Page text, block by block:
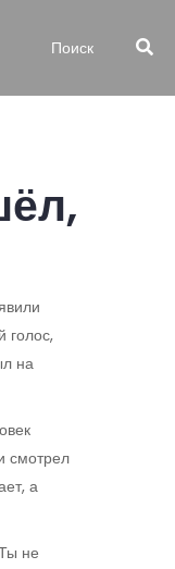
голос,
на
смотрел
а
не